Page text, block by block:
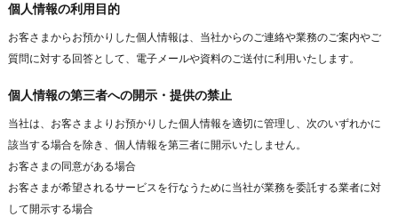
個人情報の利用目的
お客さまからお預かりした個人情報は、当社からのご連絡や業務のご案内やご
質問に対する回答として、電子メールや資料のご送付に利用いたします。
個人情報の第三者への開示・提供の禁止
当社は、お客さまよりお預かりした個人情報を適切に管理し、次のいずれかに
該当する場合を除き、個人情報を第三者に開示いたしません。
お客さまの同意がある場合
お客さまが希望されるサービスを行なうために当社が業務を委託する業者に対
して開示する場合